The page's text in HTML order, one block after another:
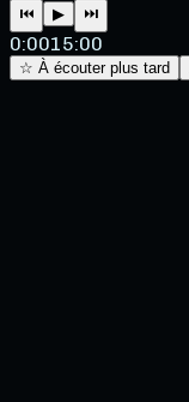
⏮ ▶ ⏭
0:0015:00
☆ À écouter plus tard